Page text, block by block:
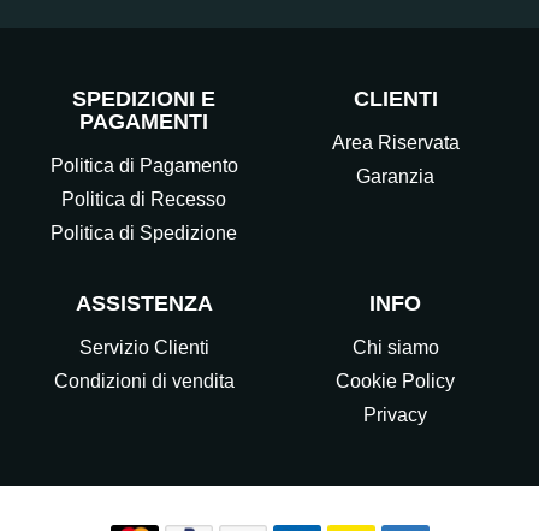
SPEDIZIONI E
PAGAMENTI
Politica di Pagamento
Politica di Recesso
Politica di Spedizione
CLIENTI
Area Riservata
Garanzia
ASSISTENZA
Servizio Clienti
Condizioni di vendita
INFO
Chi siamo
Cookie Policy
Privacy